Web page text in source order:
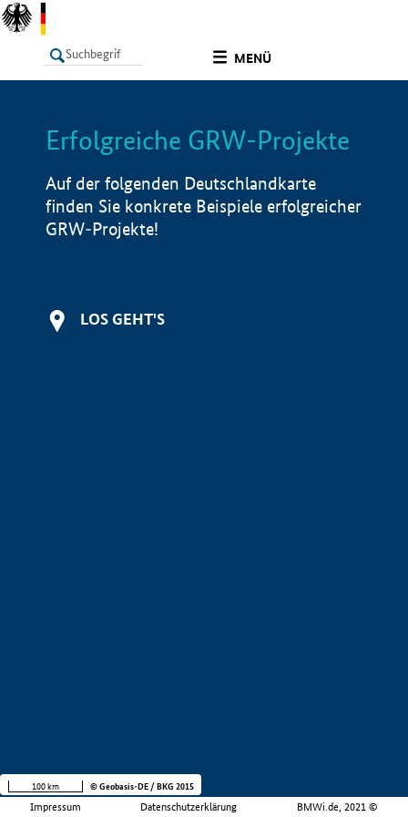
MENÜ
LISTE Info
Erfolgreiche GRW-Projekte
Auf der folgenden Deutschlandkarte
finden Sie konkrete Beispiele erfolgreicher
GRW-Projekte!
LOS GEHT'S
Impressum Datenschutzerklärung BMWi.de, 2021 ©
100 km © Geobasis-DE / BKG 2015